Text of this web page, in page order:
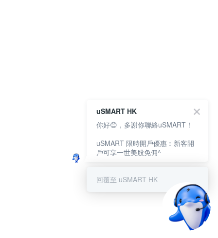
uSMART HK
你好😊，多謝你聯絡uSMART！
uSMART 限時開戶優惠︰新客開
戶可享一世美股免佣^
回覆至 uSMART HK